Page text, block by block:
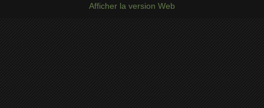
Afficher la version Web